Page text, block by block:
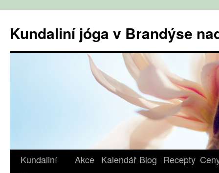
obsahu
webu
Kundaliní jóga v Brandýse
Kundaliní
Akce Kalendář Blog Recepty